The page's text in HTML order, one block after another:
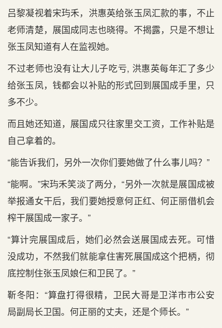
吕黎凝视着宋玙禾，洪惠英给张玉凤汇款的事，不止
老师清楚，展国成同志也晓得。不揭露，只是不想让
张玉凤知道有人在监视她。
不过老师也没有让大儿子吃亏, 洪惠英每年汇了多少
给张玉凤，钱都会以补贴的形式回到展国成手里，只
多不少。
而且她还知道，展国成只往家里交工资，工作补贴是
自己拿着的。
“能告诉我们，另外一次你们要她做了什么事儿吗？”
“能啊。”宋玙禾笑淡了两分，“另外一次就是展国成被
举报通女干后，我们要她授意何正红、何正丽借机会
榨干展国成一家子。”
“算计完展国成后，她们必然会送展国成去死。可惜
没成功，不然我们就能拿住害死展国成这个把柄，彻
底控制住张玉凤娘仨和卫民了。”
靳冬阳：“算盘打得很精，卫民大哥是卫洋市市公安
局副局长卫国。何正丽的丈夫，还是个师长。”